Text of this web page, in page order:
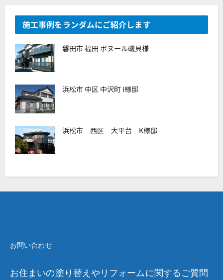
施工事例をランダムにご紹介します
磐田市 福田 ボヌール磯貝様
浜松市 中区 中沢町 I様邸
浜松市 西区 大平台 K様邸
お問い合わせ
お住まいの塗り替えやリフォームに関するご質問